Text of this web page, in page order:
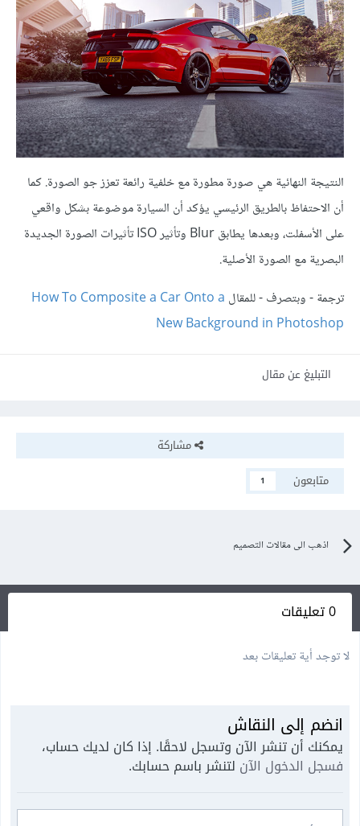
النتيجة النهائية هي صورة مطورة مع خلفية رائعة تعزز جو الصورة. كما
أن الاحتفاظ بالطريق الرئيسي يؤكد أن السيارة موضوعة بشكل واقعي
على الأسفلت، وبعدها يطابق Blur وتأثير ISO تأثيرات الصورة الجديدة
البصرية مع الصورة الأصلية.
ترجمة - وبتصرف - للمقال How To Composite a Car Onto a
New Background in Photoshop
التبليغ عن مقال
مشاركة
متابعون
1
اذهب الى مقالات التصميم
0 تعليقات
لا توجد أية تعليقات بعد
انضم إلى النقاش
يمكنك أن تنشر الآن وتسجل لاحقًا. إذا كان لديك حساب،
فسجل الدخول الآن لتنشر باسم حسابك.